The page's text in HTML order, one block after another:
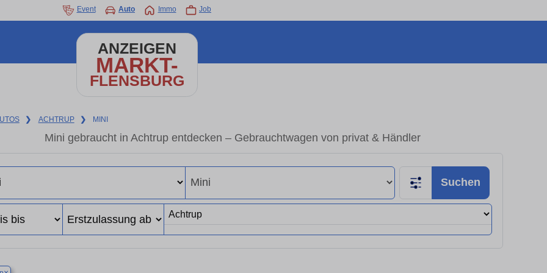
Event Auto Immo Job
ANZEIGEN
MARKT-
FLENSBURG
❯ ACHTRUP ❯ MINI
Mini gebraucht in Achtrup entdecken – Gebrauchtwagen von privat & Händler
Suchen